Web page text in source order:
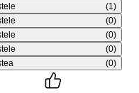
(1)
(0)
(0)
(0)
(0)